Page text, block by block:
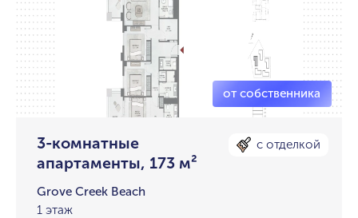
3-комнатные
апартаменты, 173 м²
с отделкой
Grove Creek Beach
1 этаж